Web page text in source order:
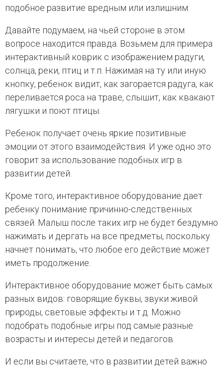
подобное развитие вредным или излишним.
Давайте подумаем, на чьей стороне в этом
вопросе находится правда. Возьмем для примера
интерактивный коврик с изображением радуги,
солнца, реки, птиц и т.п. Нажимая на ту или иную
кнопку, ребенок видит, как загорается радуга, как
переливается роса на траве, слышит, как квакают
лягушки и поют птицы.
Ребенок получает очень яркие позитивные
эмоции от этого взаимодействия. И уже одно это
говорит за использование подобных игр в
развитии детей.
Кроме того, интерактивное оборудование дает
ребенку понимание причинно-следственных
связей. Малыш после таких игр не будет бездумно
нажимать и дергать на все предметы, поскольку
начнет понимать, что любое его действие может
иметь продолжение.
Интерактивное оборудование может быть самых
разных видов: говорящие буквы, звуки живой
природы, световые эффекты и т.д. Можно
подобрать подобные игры под самые разные
возрасты и интересы детей и педагогов.
И если вы считаете, что в развитии детей важно